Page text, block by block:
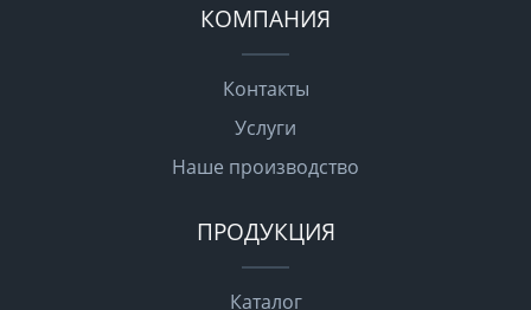
КОМПАНИЯ
Контакты
Услуги
Наше производство
ПРОДУКЦИЯ
Каталог